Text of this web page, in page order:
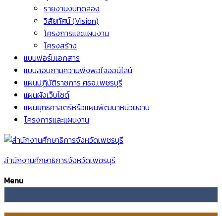
รายงานงบทดลอง
วิสัยทัศน์ (Vision)
โครงการและแผนงาน
โครงสร้าง
แบบฟอร์มเอกสาร
แบบสอบถามความพึงพอใจออน์ไลน์
แผนปฏิบัติราชการ ศธจ.เพชรบุรี
แผนผังเว็บไซต์
แผนยุทธศาสตร์หรือแผนพัฒนาหน่วยงาน
โครงการและแผนงาน
สำนักงานศึกษาธิการจังหวัดเพชรบุรี
Menu